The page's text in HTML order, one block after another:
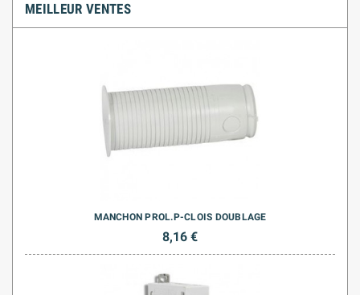
MEILLEUR VENTES
MANCHON PROL.P-CLOIS DOUBLAGE
8,16 €